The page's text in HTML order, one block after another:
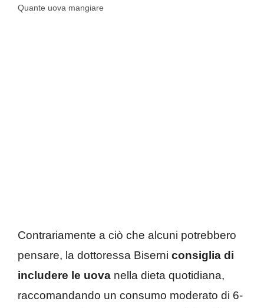
Quante uova mangiare
Contrariamente a ciò che alcuni potrebbero
pensare, la dottoressa Biserni consiglia di
includere le uova nella dieta quotidiana,
raccomandando un consumo moderato di 6-